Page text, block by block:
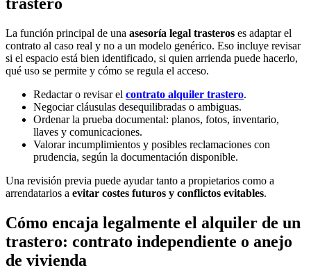
La función principal de una asesoría legal trasteros es adaptar el
contrato al caso real y no a un modelo genérico. Eso incluye revisar
si el espacio está bien identificado, si quien arrienda puede hacerlo,
qué uso se permite y cómo se regula el acceso.
Redactar o revisar el contrato alquiler trastero.
Negociar cláusulas desequilibradas o ambiguas.
Ordenar la prueba documental: planos, fotos, inventario,
llaves y comunicaciones.
Valorar incumplimientos y posibles reclamaciones con
prudencia, según la documentación disponible.
Una revisión previa puede ayudar tanto a propietarios como a
arrendatarios a evitar costes futuros y conflictos evitables.
Cómo encaja legalmente el alquiler de un
trastero: contrato independiente o anejo
de vivienda